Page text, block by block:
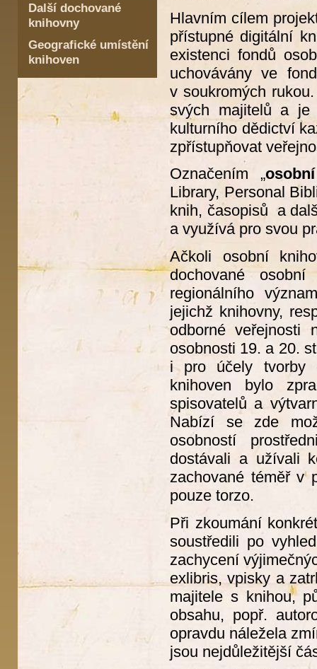
Další dochované
knihovny
Geografické umístění
knihoven
Hlavním cílem
přístupné digitální
existenci fondů
uchovávány ve
v soukromých
svých majitelů a je
kulturního dědictví
zpřístupňovat
Označením „
Library, Personal
knih, časopisů a
a využívá pro svou
Ačkoli osobní
dochované
regionálního
jejichž knihovny,
odborné veřejnosti
osobnosti 19. a 20.
i pro účely tvorby
knihoven bylo
spisovatelů a
Nabízí se zde
osobností
dostávali a užívali
zachované téměř v
pouze torzo.
Při zkoumání
soustředili po
zachycení
exlibris, vpisky a
majitele s knihou,
obsahu, popř.
opravdu náležela
jsou nejdůležitější